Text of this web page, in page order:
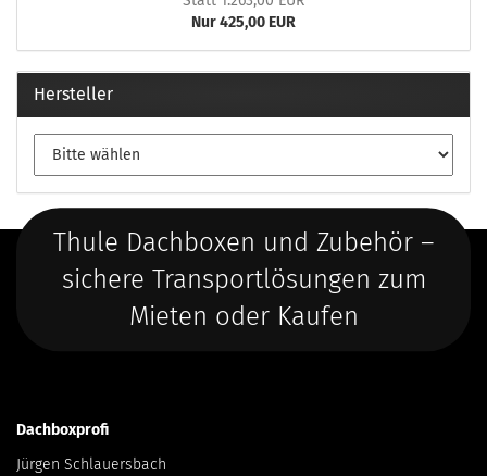
Nur 425,00 EUR
Hersteller
Thule Dachboxen und Zubehör –
sichere Transportlösungen zum
Mieten oder Kaufen
Dachboxprofi
Jürgen Schlauersbach